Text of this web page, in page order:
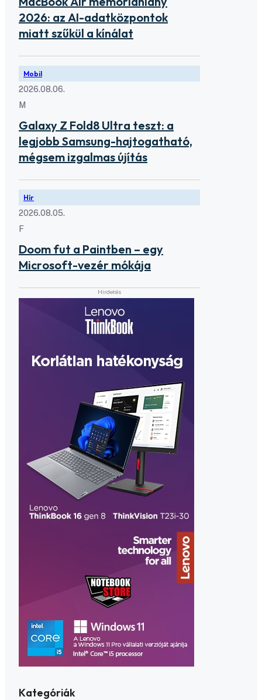
2026: az AI-adatközpontok
miatt szűkül a kínálat
Mobil
2026.08.06.
M
Galaxy Z Fold8 Ultra teszt: a
legjobb Samsung-hajtogatható,
mégsem izgalmas újítás
Hír
2026.08.05.
F
Doom fut a Paintben – egy
Microsoft-vezér mókája
Kategóriák